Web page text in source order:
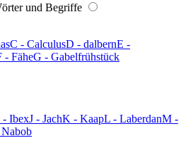
und Begriffe
C - CalculusD - dalbernE -
- FäheG - Gabelfrühstück
- IbexJ - JachK - KaapL - LaberdanM -